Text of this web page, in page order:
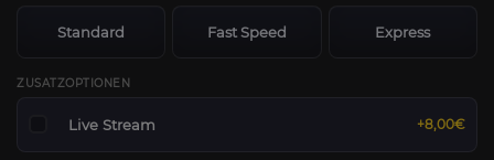
Standard Fast Speed Express
ZUSATZOPTIONEN
Live Stream +8,00€